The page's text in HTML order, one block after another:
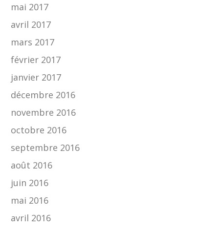
mai 2017
avril 2017
mars 2017
février 2017
janvier 2017
décembre 2016
novembre 2016
octobre 2016
septembre 2016
août 2016
juin 2016
mai 2016
avril 2016